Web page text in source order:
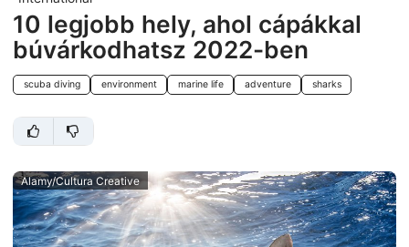
10 legjobb hely, ahol cápákkal
búvárkodhatsz 2022-ben
scuba diving environment marine life adventure sharks
Alamy/Cultura Creative